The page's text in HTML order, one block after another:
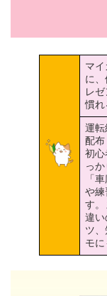
マ
に
レゼ
慣れ
運転
配布
初心
っ
「
や練
す。
違い
ツ
モに